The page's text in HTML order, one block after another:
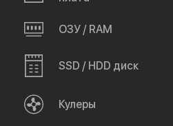
ОЗУ / RAM
SSD / HDD диск
Кулеры